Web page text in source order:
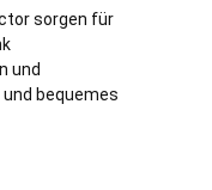
sorgen für
und
bequemes